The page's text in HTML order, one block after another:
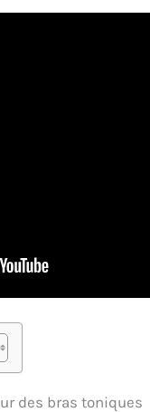
des bras toniques